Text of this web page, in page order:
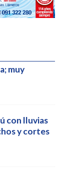
muy
con lluvias
y cortes